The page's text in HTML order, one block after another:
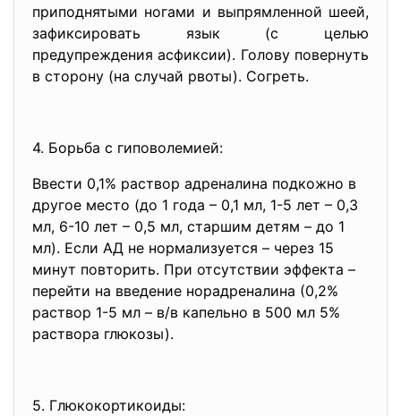
приподнятыми ногами и выпрямленной шеей,
зафиксировать язык (с целью
предупреждения асфиксии). Голову повернуть
в сторону (на случай рвоты). Согреть.
4. Борьба с гиповолемией:
Ввести 0,1% раствор адреналина подкожно в
другое место (до 1 года – 0,1 мл, 1-5 лет – 0,3
мл, 6-10 лет – 0,5 мл, старшим детям – до 1
мл). Если АД не нормализуется – через 15
минут повторить. При отсутствии эффекта –
перейти на введение норадреналина (0,2%
раствор 1-5 мл – в/в капельно в 500 мл 5%
раствора глюкозы).
5. Глюкокортикоиды: